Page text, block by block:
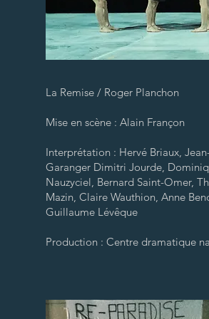
La Remise / Roger Planchon
Mise en scène : Alain Françon
Interprétation : Hervé Briaux,
Garanger Dimitri Jourde,
Nauzyciel, Bernard Saint-Omer,
Mazin, Claire Wauthion, Anne
Guillaume Lévêque
Production : Centre dramatique